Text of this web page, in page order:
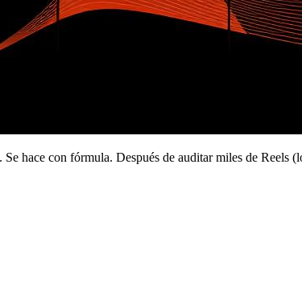
hace con fórmula. Después de auditar miles de Reels